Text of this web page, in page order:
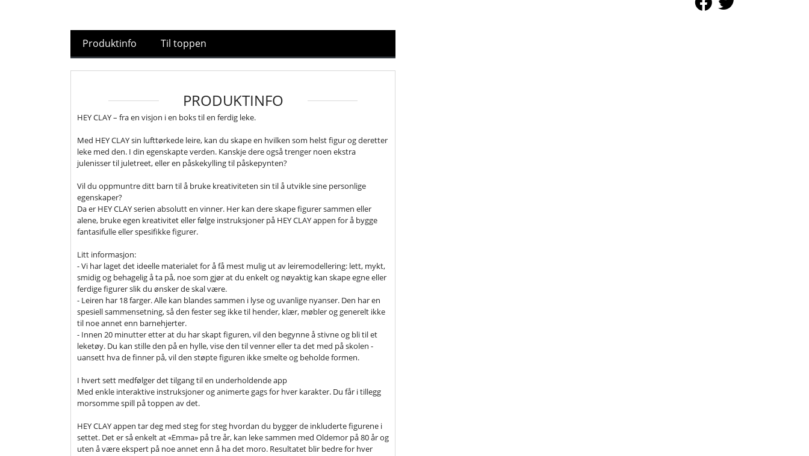
Produktinfo Til toppen
PRODUKTINFO
HEY CLAY – fra en visjon i en boks til en ferdig leke.
Med HEY CLAY sin lufttørkede leire, kan du skape en hvilken som helst figur og deretter
leke med den. I din egenskapte verden. Kanskje dere også trenger noen ekstra
julenisser til juletreet, eller en påskekylling til påskepynten?
Vil du oppmuntre ditt barn til å bruke kreativiteten sin til å utvikle sine personlige
egenskaper?
Da er HEY CLAY serien absolutt en vinner. Her kan dere skape figurer sammen eller
alene, bruke egen kreativitet eller følge instruksjoner på HEY CLAY appen for å bygge
fantasifulle eller spesifikke figurer.
Litt informasjon:
- Vi har laget det ideelle materialet for å få mest mulig ut av leiremodellering: lett, mykt,
smidig og behagelig å ta på, noe som gjør at du enkelt og nøyaktig kan skape egne eller
ferdige figurer slik du ønsker de skal være.
- Leiren har 18 farger. Alle kan blandes sammen i lyse og uvanlige nyanser. Den har en
spesiell sammensetning, så den fester seg ikke til hender, klær, møbler og generelt ikke
til noe annet enn barnehjerter.
- Innen 20 minutter etter at du har skapt figuren, vil den begynne å stivne og bli til et
leketøy. Du kan stille den på en hylle, vise den til venner eller ta det med på skolen -
uansett hva de finner på, vil den støpte figuren ikke smelte og beholde formen.
I hvert sett medfølger det tilgang til en underholdende app
Med enkle interaktive instruksjoner og animerte gags for hver karakter. Du får i tillegg
morsomme spill på toppen av det.
HEY CLAY appen tar deg med steg for steg hvordan du bygger de inkluderte figurene i
settet. Det er så enkelt at «Emma» på tre år, kan leke sammen med Oldemor på 80 år og
uten å være ekspert på noe annet enn å ha det moro. Resultatet blir bedre for hver